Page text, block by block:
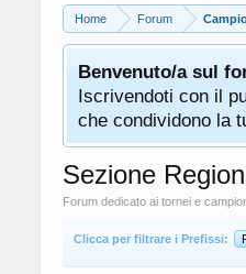
Home Forum
Benvenuto/a sul
Iscrivendoti con il
che condividono la
Sezione
Forum dedicato ai tornei e
Clicca per filtrare i Prefissi: